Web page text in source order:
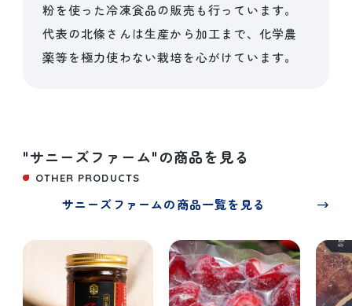
粉を使った冷凍食品の販売も行っています。
代表の北條さんは生産から加工まで、化学農
薬等を極力使わない栽培を心がけています。
"サニーズファーム"の商品を見る
OTHER PRODUCTS
サニーズファームの商品一覧を見る